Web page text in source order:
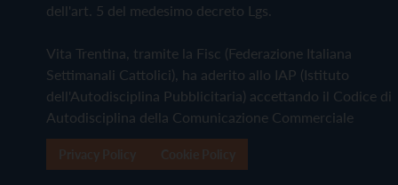
dell'art. 5 del medesimo decreto Lgs.
Vita Trentina, tramite la Fisc (Federazione Italiana
Settimanali Cattolici), ha aderito allo IAP (Istituto
dell'Autodisciplina Pubblicitaria) accettando il Codice di
Autodisciplina della Comunicazione Commerciale